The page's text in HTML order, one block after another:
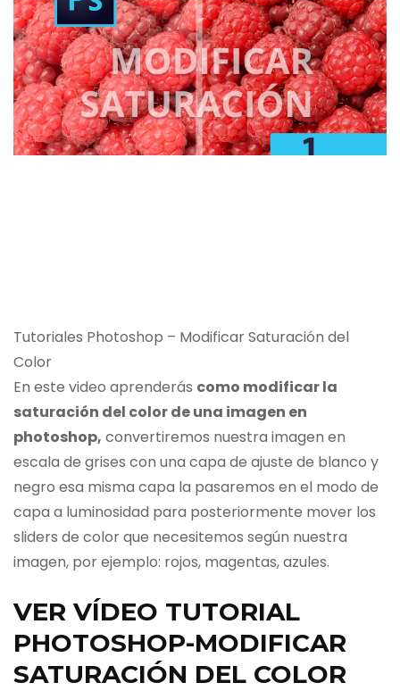
Tutoriales Photoshop – Modificar Saturación del
Color
En este video aprenderás como modificar la
saturación del color de una imagen en
photoshop, convertiremos nuestra imagen en
escala de grises con una capa de ajuste de blanco y
negro esa misma capa la pasaremos en el modo de
capa a luminosidad para posteriormente mover los
sliders de color que necesitemos según nuestra
imagen, por ejemplo: rojos, magentas, azules.
VER VÍDEO TUTORIAL
PHOTOSHOP-MODIFICAR
SATURACIÓN DEL COLOR